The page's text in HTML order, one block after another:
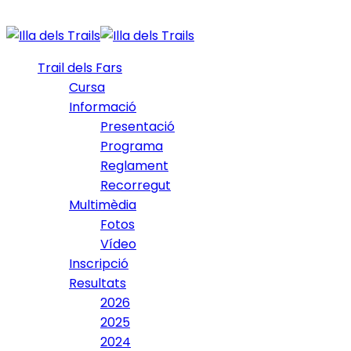
Trail dels Fars
Cursa
Informació
Presentació
Programa
Reglament
Recorregut
Multimèdia
Fotos
Vídeo
Inscripció
Resultats
2026
2025
2024